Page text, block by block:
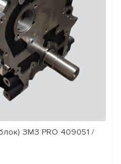
ЗМЗ PRO 409051 /